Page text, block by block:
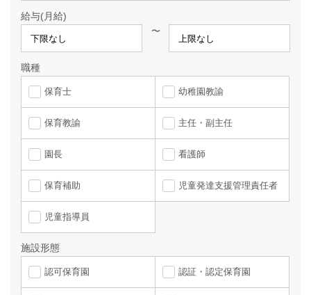
給与(月給)
〜
職種
保育士 幼稚園教諭
保育教諭 主任・副主任
園長 看護師
保育補助 児童発達支援管理責任者
児童指導員
施設形態
認可保育園 認証・認定保育園